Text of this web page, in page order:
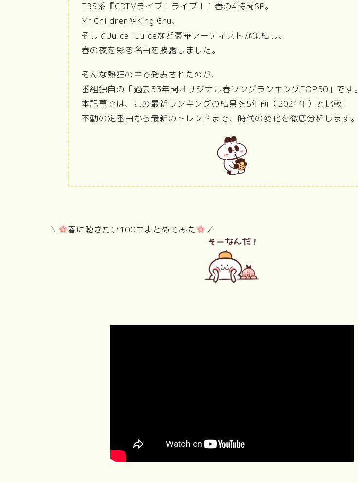
TBS系『CDTVライブ！ライブ！』春の4時間SP。
Mr.ChildrenやKing Gnu、
そしてJuice=Juiceなど豪華アーティストが集結し、
春の夜を彩る名曲を披露しました。
そんな熱狂の中で発表されたのが、
番組独自の「過去33年間オリジナル春ソングランキングTOP50」です。
本記事では、この最新ランキングの結果を5年前（2021年）と比較！
不動の定番曲から最新のトレンドまで、時代の変化を徹底分析します。
＼ 春に聴きたい100曲まとめてみた ／